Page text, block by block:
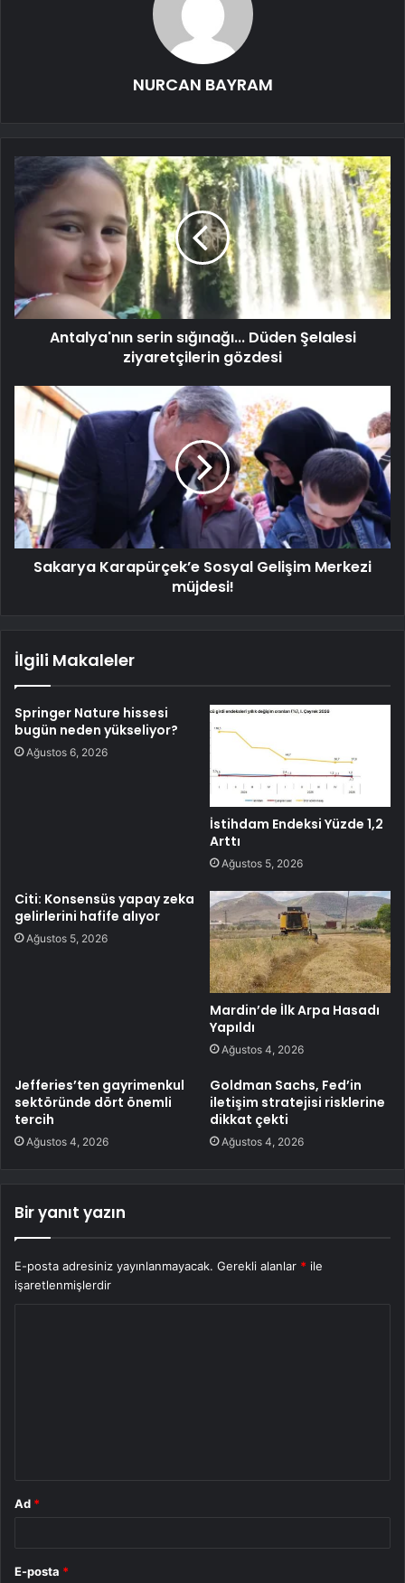
NURCAN BAYRAM
Antalya'nın serin sığınağı... Düden Şelalesi
ziyaretçilerin gözdesi
Sakarya Karapürçek’e Sosyal Gelişim Merkezi
müjdesi!
İlgili Makaleler
Springer Nature hissesi
bugün neden yükseliyor?
Ağustos 6, 2026
İstihdam Endeksi Yüzde 1,2
Arttı
Ağustos 5, 2026
Citi: Konsensüs yapay zeka
gelirlerini hafife alıyor
Ağustos 5, 2026
Mardin’de İlk Arpa Hasadı
Yapıldı
Ağustos 4, 2026
Jefferies’ten gayrimenkul
sektöründe dört önemli
tercih
Ağustos 4, 2026
Goldman Sachs, Fed’in
iletişim stratejisi risklerine
dikkat çekti
Ağustos 4, 2026
Bir yanıt yazın
E-posta adresiniz yayınlanmayacak. Gerekli alanlar * ile
işaretlenmişlerdir
Ad *
E-posta *